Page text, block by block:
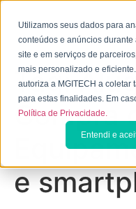
Utilizamos seus dados para
conteúdos e anúncios
site e em serviços de
mais personalizado e
autoriza a MGITECH a coletar
para estas finalidades. Em
Política de Privacidade.
Entendi e
Tag:
Compra
e